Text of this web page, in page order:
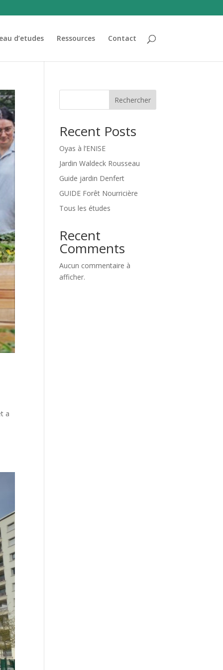
d’etudes Ressources Contact
a
Rechercher
Recent Posts
Oyas à l’ENISE
Jardin Waldeck Rousseau
Guide jardin Denfert
GUIDE Forêt Nourricière
Tous les études
Recent
Comments
Aucun commentaire à
afficher.